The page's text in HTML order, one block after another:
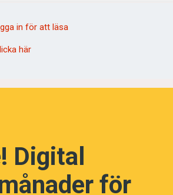
in för att läsa
här
Digital
för